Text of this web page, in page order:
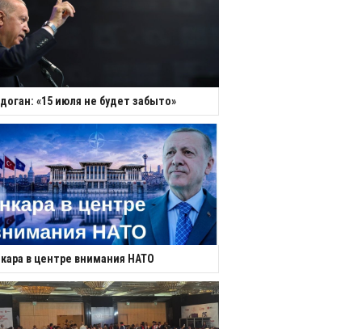
«15 июля не будет забыто»
в центре внимания НАТО